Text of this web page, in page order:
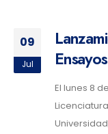
09
Jul
El lunes 8